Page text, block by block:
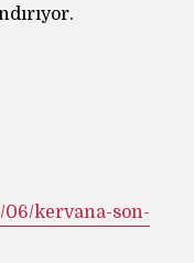
kervana-son-